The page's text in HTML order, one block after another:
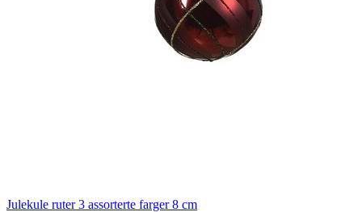
Julekule ruter 3 assorterte farger 8 cm